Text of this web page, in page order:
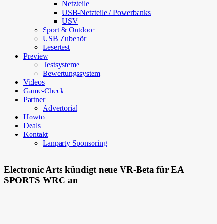
Netzteile
USB-Netzteile / Powerbanks
USV
Sport & Outdoor
USB Zubehör
Lesertest
Preview
Testsysteme
Bewertungssystem
Videos
Game-Check
Partner
Advertorial
Howto
Deals
Kontakt
Lanparty Sponsoring
Electronic Arts kündigt neue VR-Beta für EA
SPORTS WRC an